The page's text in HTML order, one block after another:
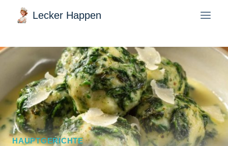
Zum
Inhalt
springen
Lecker Happen
HAUPTGERICHTE